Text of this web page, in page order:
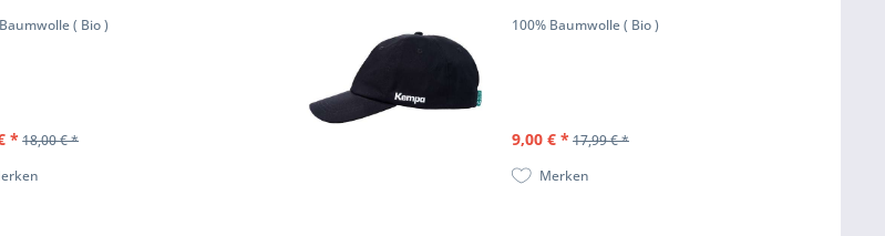
( Bio )
* 18,00 € *
100% Baumwolle ( Bio )
9,00 € * 17,99 € *
Merken